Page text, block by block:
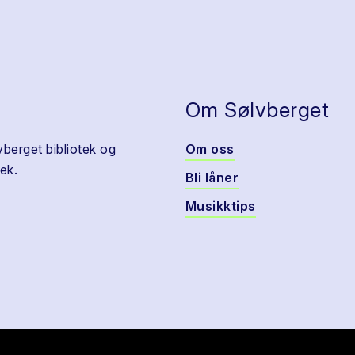
bibliotek og
Om Sølvberget
Om oss
Bli låner
Musikktips